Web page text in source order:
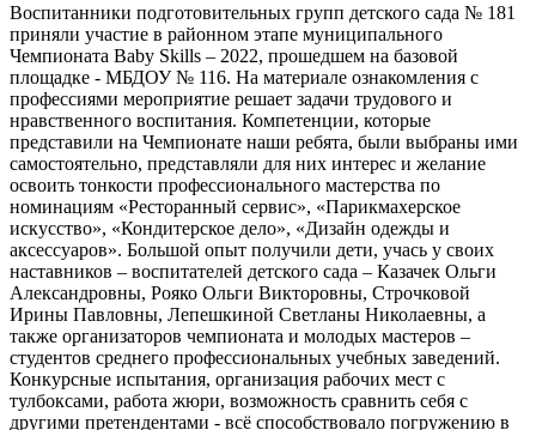
Воспитанники подготовительных групп детского сада № 181
приняли участие в районном этапе муниципального
Чемпионата Baby Skills – 2022, прошедшем на базовой
площадке - МБДОУ № 116. На материале ознакомления с
профессиями мероприятие решает задачи трудового и
нравственного воспитания. Компетенции, которые
представили на Чемпионате наши ребята, были выбраны ими
самостоятельно, представляли для них интерес и желание
освоить тонкости профессионального мастерства по
номинациям «Ресторанный сервис», «Парикмахерское
искусство», «Кондитерское дело», «Дизайн одежды и
аксессуаров». Большой опыт получили дети, учась у своих
наставников – воспитателей детского сада – Казачек Ольги
Александровны, Рояко Ольги Викторовны, Строчковой
Ирины Павловны, Лепешкиной Светланы Николаевны, а
также организаторов чемпионата и молодых мастеров –
студентов среднего профессиональных учебных заведений.
Конкурсные испытания, организация рабочих мест с
тулбоксами, работа жюри, возможность сравнить себя с
другими претендентами - всё способствовало погружению в